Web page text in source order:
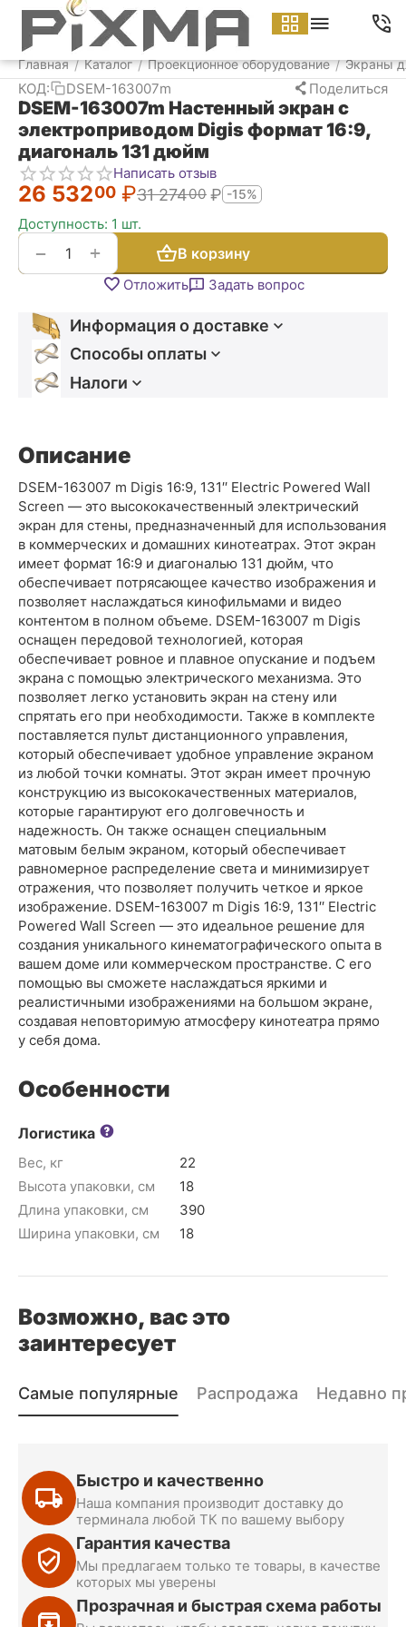
Главная / Каталог / Проекционное оборудование / Экраны
КОД: DSEM-163007m Поделиться
DSEM-163007m Настенный экран с
электроприводом Digis формат 16:9,
диагональ 131 дюйм
Написать отзыв
26 53200 ₽31 27400 ₽ -15%
Доступность: 1 шт.
+
− В корзину
Отложить Задать вопрос
Информация о доставке
Способы оплаты
Налоги
Описание
DSEM-163007 m Digis 16:9, 131′′ Electric Powered Wall
Screen — это высококачественный электрический
экран для стены, предназначенный для использования
в коммерческих и домашних кинотеатрах. Этот экран
имеет формат 16:9 и диагональю 131 дюйм, что
обеспечивает потрясающее качество изображения и
позволяет наслаждаться кинофильмами и видео
контентом в полном объеме. DSEM-163007 m Digis
оснащен передовой технологией, которая
обеспечивает ровное и плавное опускание и подъем
экрана с помощью электрического механизма. Это
позволяет легко установить экран на стену или
спрятать его при необходимости. Также в комплекте
поставляется пульт дистанционного управления,
который обеспечивает удобное управление экраном
из любой точки комнаты. Этот экран имеет прочную
конструкцию из высококачественных материалов,
которые гарантируют его долговечность и
надежность. Он также оснащен специальным
матовым белым экраном, который обеспечивает
равномерное распределение света и минимизирует
отражения, что позволяет получить четкое и яркое
изображение. DSEM-163007 m Digis 16:9, 131′′ Electric
Powered Wall Screen — это идеальное решение для
создания уникального кинематографического опыта в
вашем доме или коммерческом пространстве. С его
помощью вы сможете наслаждаться яркими и
реалистичными изображениями на большом экране,
создавая неповторимую атмосферу кинотеатра прямо
у себя дома.
Особенности
Логистика
Вес, кг
22
Высота упаковки, см
18
Длина упаковки, см
390
Ширина упаковки, см
18
Возможно, вас это
заинтересует
Самые популярные Распродажа Недавно
Быстро и качественно
Наша компания производит доставку до
терминала любой ТК по вашему выбору
Гарантия качества
Мы предлагаем только те товары, в качестве
которых мы уверены
Прозрачная и быстрая схема работы
Меню Найти Корзина Аккаунт